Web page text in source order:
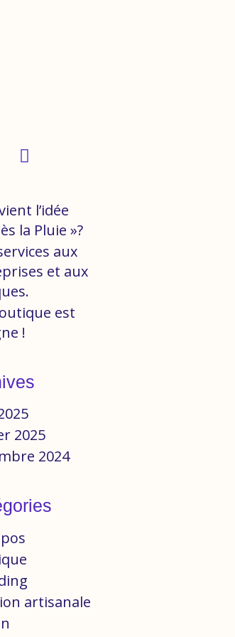
l’idée
la Pluie »?
aux
et aux
est
!
2025
2024
artisanale